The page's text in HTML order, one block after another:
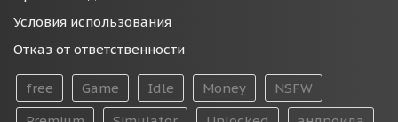
Условия использования
Отказ от ответственности
free Game Idle Money
NSFW